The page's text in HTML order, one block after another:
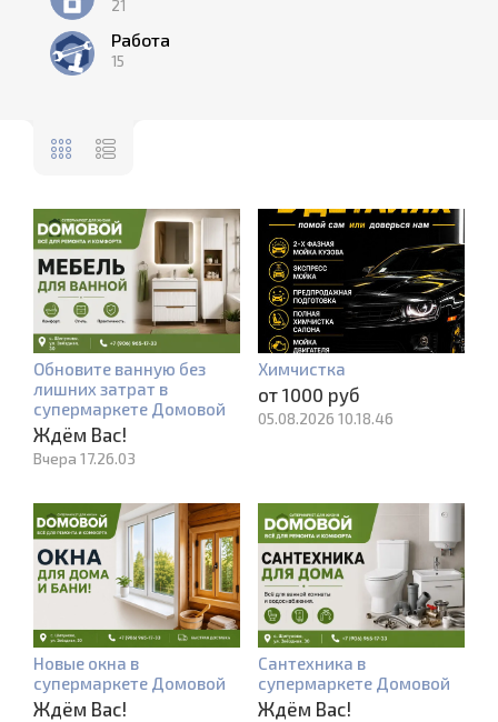
21
Работа
15
Обновите ванную без
лишних затрат в
супермаркете Домовой
Ждём Вас!
Вчера 17.26.03
Химчистка
от 1000 руб
05.08.2026 10.18.46
Новые окна в
супермаркете Домовой
Ждём Вас!
Сантехника в
супермаркете Домовой
Ждём Вас!